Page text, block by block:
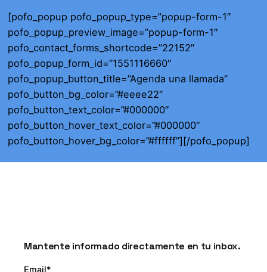
[pofo_popup pofo_popup_type=”popup-form-1″
pofo_popup_preview_image=”popup-form-1″
pofo_contact_forms_shortcode=”22152″
pofo_popup_form_id=”1551116660″
pofo_popup_button_title=”Agenda una llamada”
pofo_button_bg_color=”#eeee22″
pofo_button_text_color=”#000000″
pofo_button_hover_text_color=”#000000″
pofo_button_hover_bg_color=”#ffffff”][/pofo_popup]
Mantente informado directamente en tu inbox.
Email*